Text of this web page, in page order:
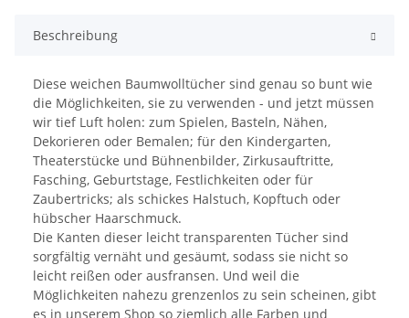
Beschreibung
Diese weichen Baumwolltücher sind genau so bunt wie
die Möglichkeiten, sie zu verwenden - und jetzt müssen
wir tief Luft holen: zum Spielen, Basteln, Nähen,
Dekorieren oder Bemalen; für den Kindergarten,
Theaterstücke und Bühnenbilder, Zirkusauftritte,
Fasching, Geburtstage, Festlichkeiten oder für
Zaubertricks; als schickes Halstuch, Kopftuch oder
hübscher Haarschmuck.
Die Kanten dieser leicht transparenten Tücher sind
sorgfältig vernäht und gesäumt, sodass sie nicht so
leicht reißen oder ausfransen. Und weil die
Möglichkeiten nahezu grenzenlos zu sein scheinen, gibt
es in unserem Shop so ziemlich alle Farben und